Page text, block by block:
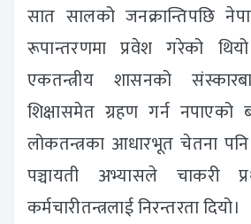
सात सालको जनक्रान्तिपछि
रूपान्तरणमा प्रवेश गरेको
एकतन्त्रीय शासनको
शिक्षासमेत ग्रहण गर्न
लोकतन्त्रका आधारभूत चेतना
पञ्चायती अभ्यासले चाकरी
कर्मचारीतन्त्रलाई निरन्तरता दियो।